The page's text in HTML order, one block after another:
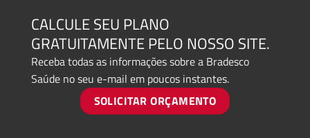
CALCULE SEU PLANO
GRATUITAMENTE PELO NOSSO SITE.
Receba todas as informações sobre a Bradesco
Saúde no seu e-mail em poucos instantes.
SOLICITAR ORÇAMENTO